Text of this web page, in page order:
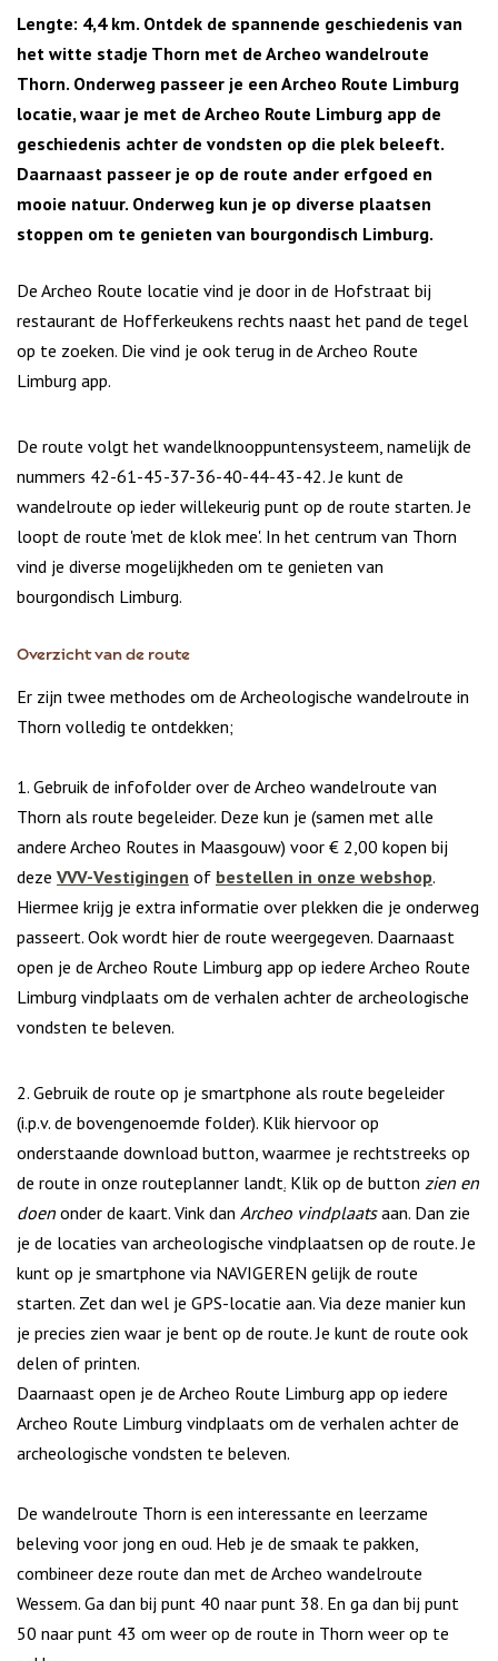
Lengte: 4,4 km. Ontdek de spannende geschiedenis van
het witte stadje Thorn met de Archeo wandelroute
Thorn. Onderweg passeer je een Archeo Route Limburg
locatie, waar je met de Archeo Route Limburg app de
geschiedenis achter de vondsten op die plek beleeft.
Daarnaast passeer je op de route ander erfgoed en
mooie natuur. Onderweg kun je op diverse plaatsen
stoppen om te genieten van bourgondisch Limburg.
De Archeo Route locatie vind je door in de Hofstraat bij
restaurant de Hofferkeukens rechts naast het pand de tegel
op te zoeken. Die vind je ook terug in de Archeo Route
Limburg app.
De route volgt het wandelknooppuntensysteem, namelijk de
nummers 42-61-45-37-36-40-44-43-42. Je kunt de
wandelroute op ieder willekeurig punt op de route starten. Je
loopt de route 'met de klok mee'. In het centrum van Thorn
vind je diverse mogelijkheden om te genieten van
bourgondisch Limburg.
Overzicht van de route
Er zijn twee methodes om de Archeologische wandelroute in
Thorn volledig te ontdekken;
1. Gebruik de infofolder over de Archeo wandelroute van
Thorn als route begeleider. Deze kun je (samen met alle
andere Archeo Routes in Maasgouw) voor € 2,00 kopen bij
deze VVV-Vestigingen of bestellen in onze webshop.
Hiermee krijg je extra informatie over plekken die je onderweg
passeert. Ook wordt hier de route weergegeven. Daarnaast
open je de Archeo Route Limburg app op iedere Archeo Route
Limburg vindplaats om de verhalen achter de archeologische
vondsten te beleven.
2. Gebruik de route op je smartphone als route begeleider
(i.p.v. de bovengenoemde folder). Klik hiervoor op
onderstaande download button, waarmee je rechtstreeks op
de route in onze routeplanner landt. Klik op de button zien en
doen onder de kaart. Vink dan Archeo vindplaatsaan. Dan zie
je de locaties van archeologische vindplaatsen op de route. Je
kunt op je smartphone via NAVIGEREN gelijk de route
starten. Zet dan wel je GPS-locatie aan. Via deze manier kun
je precies zien waar je bent op de route. Je kunt de route ook
delen of printen.
Daarnaast open je de Archeo Route Limburg app op iedere
Archeo Route Limburg vindplaats om de verhalen achter de
archeologische vondsten te beleven.
De wandelroute Thorn is een interessante en leerzame
beleving voor jong en oud. Heb je de smaak te pakken,
combineer deze route dan met de Archeo wandelroute
Wessem. Ga dan bij punt 40 naar punt 38. En ga dan bij punt
50 naar punt 43 om weer op de route in Thorn weer op te